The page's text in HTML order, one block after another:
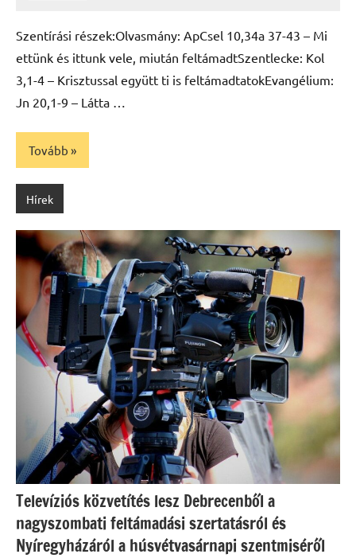
Szentírási részek:Olvasmány: ApCsel 10,34a 37-43 – Mi
ettünk és ittunk vele, miután feltámadtSzentlecke: Kol
3,1-4 – Krisztussal együtt ti is feltámadtatokEvangélium:
Jn 20,1-9 – Látta …
Tovább
Hírek
Televíziós közvetítés lesz Debrecenből a
nagyszombati feltámadási szertatásról és
Nyíregyházáról a húsvétvasárnapi szentmiséről